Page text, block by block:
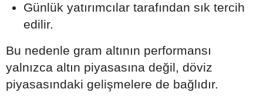
Günlük yatırımcılar tarafından sık tercih
edilir.
Bu nedenle gram altının performansı
yalnızca altın piyasasına değil, döviz
piyasasındaki gelişmelere de bağlıdır.